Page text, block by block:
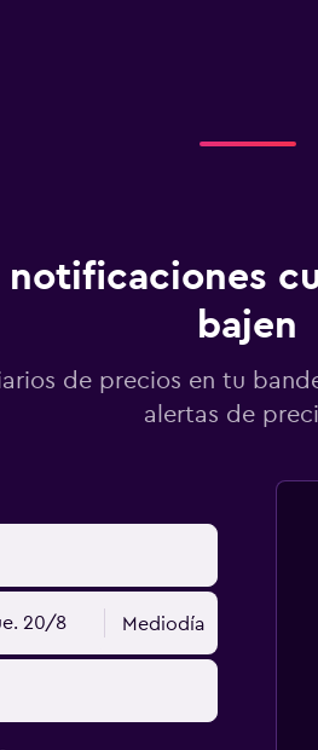
notificaciones
bajen
de precios en tu
alertas de
20/8 Mediodía